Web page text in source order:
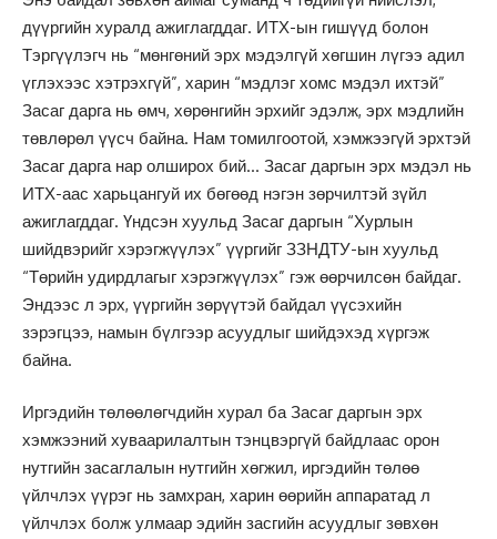
дүүргийн хуралд ажиглагддаг. ИТХ-ын гишүүд болон
Тэргүүлэгч нь “мөнгөний эрх мэдэлгүй хөгшин лүгээ адил
үглэхээс хэтрэхгүй”, харин “мэдлэг хомс мэдэл ихтэй”
Засаг дарга нь өмч, хөрөнгийн эрхийг эдэлж, эрх мэдлийн
төвлөрөл үүсч байна. Нам томилгоотой, хэмжээгүй эрхтэй
Засаг дарга нар олширох бий… Засаг даргын эрх мэдэл нь
ИТХ-аас харьцангуй их бөгөөд нэгэн зөрчилтэй зүйл
ажиглагддаг. Үндсэн хуульд Засаг даргын “Хурлын
шийдвэрийг хэрэгжүүлэх” үүргийг ЗЗНДТУ-ын хуульд
“Төрийн удирдлагыг хэрэгжүүлэх” гэж өөрчилсөн байдаг.
Эндээс л эрх, үүргийн зөрүүтэй байдал үүсэхийн
зэрэгцээ, намын бүлгээр асуудлыг шийдэхэд хүргэж
байна.
Иргэдийн төлөөлөгчдийн хурал ба Засаг даргын эрх
хэмжээний хуваарилалтын тэнцвэргүй байдлаас орон
нутгийн засаглалын нутгийн хөгжил, иргэдийн төлөө
үйлчлэх үүрэг нь замхран, харин өөрийн аппаратад л
үйлчлэх болж улмаар эдийн засгийн асуудлыг зөвхөн